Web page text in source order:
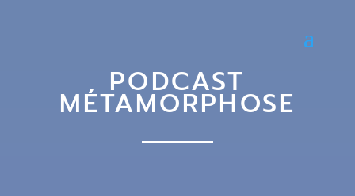
PODCAST
MÉTAMORPHOSE